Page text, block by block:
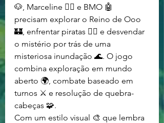
🐶, Marceline 🧛‍♀️ e BMO 🤖
precisam explorar o Reino de Ooo
🏰, enfrentar piratas 🏴‍☠️ e desvendar
o mistério por trás de uma
misteriosa inundação 🌊. O jogo
combina exploração em mundo
aberto 🌍, combate baseado em
turnos ⚔️ e resolução de quebra-
cabeças 🧩.
Com um estilo visual 🎨 que lembra